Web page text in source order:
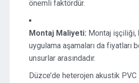
önemli faktördür.
Montaj Maliyeti: Montaj işçiliği,
uygulama aşamaları da fiyatları
unsurlar arasındadır.
Düzce’de heterojen akustik